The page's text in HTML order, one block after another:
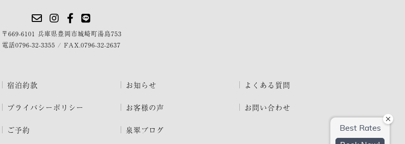
〒669-6101 兵庫県豊岡市城崎町湯島753
電話0796-32-3355 / FAX.0796-32-2637
宿泊約款
プライバシーポリシー
ご予約
お知らせ
お客様の声
泉翠ブログ
よくある質問
お問い合わせ